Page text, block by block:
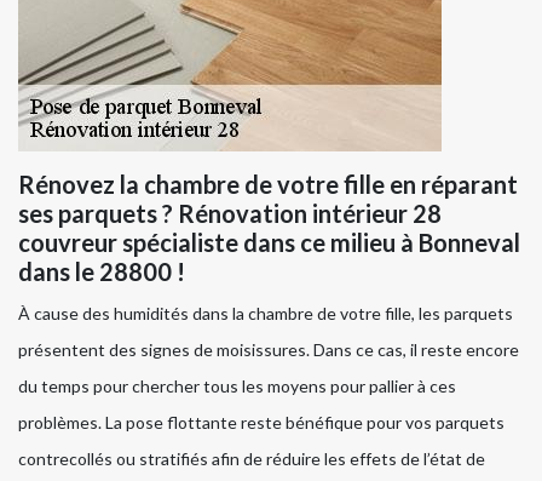
Rénovez la chambre de votre fille en réparant
ses parquets ? Rénovation intérieur 28
couvreur spécialiste dans ce milieu à Bonneval
dans le 28800 !
À cause des humidités dans la chambre de votre fille, les parquets
présentent des signes de moisissures. Dans ce cas, il reste encore
du temps pour chercher tous les moyens pour pallier à ces
problèmes. La pose flottante reste bénéfique pour vos parquets
contrecollés ou stratifiés afin de réduire les effets de l’état de